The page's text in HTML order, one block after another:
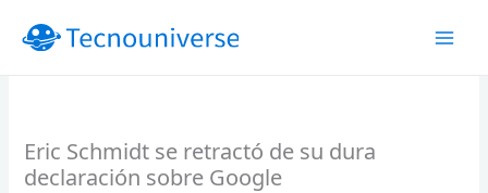
Eric Schmidt se retractó de su dura
declaración sobre Google